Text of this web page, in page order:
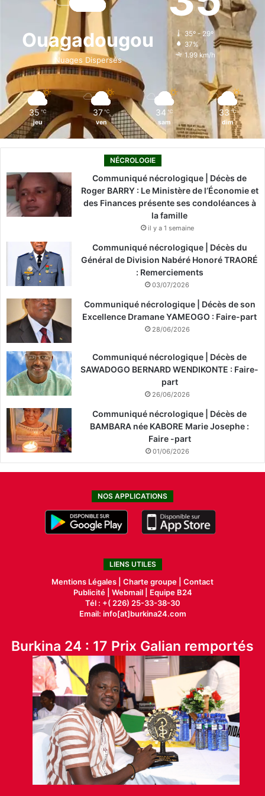
b
o
k
i
n
a
g
r
o
k
Ouagadougou
Nuages Dispersés
35º - 29º
37%
1.99 km/h
35 ℃
jeu
37 ℃
ven
34 ℃
sam
33 ℃
dim
NÉCROLOGIE
Communiqué nécrologique | Décès de
Roger BARRY : Le Ministère de l’Économie et
des Finances présente ses condoléances à
la famille
il y a 1 semaine
Communiqué nécrologique | Décès du
Général de Division Nabéré Honoré TRAORÉ
: Remerciements
03/07/2026
Communiqué nécrologique | Décès de son
Excellence Dramane YAMEOGO : Faire-part
28/06/2026
Communiqué nécrologique | Décès de
SAWADOGO BERNARD WENDIKONTE : Faire-
part
26/06/2026
Communiqué nécrologique | Décès de
BAMBARA née KABORE Marie Josephe :
Faire -part
01/06/2026
NOS APPLICATIONS
LIENS UTILES
Mentions Légales | Charte groupe | Contact
Publicité| Webmail |
Equipe B24
Tél : +( 226) 25-33-38-30
Email: info[at]burkina24.com
Burkina 24 : 17 Prix Galian remportés